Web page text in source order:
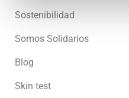
Sostenibilidad
Somos Solidarios
Blog
Skin test